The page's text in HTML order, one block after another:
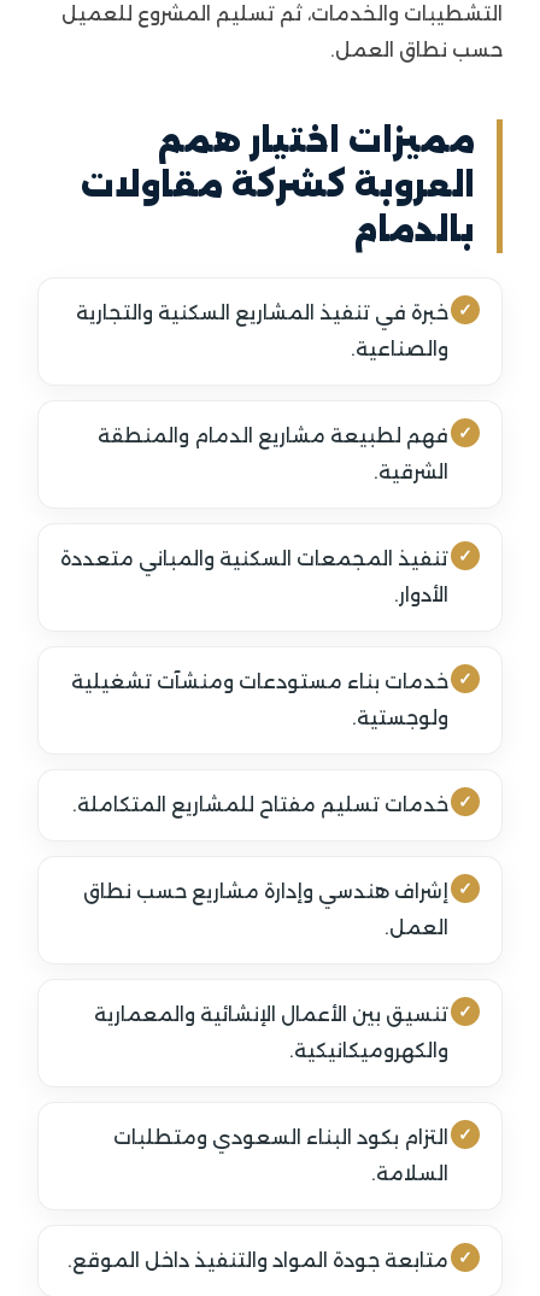
التشطيبات والخدمات، ثم تسليم المشروع للعميل
حسب نطاق العمل.
مميزات اختيار همم
العروبة كشركة مقاولات
بالدمام
خبرة في تنفيذ المشاريع السكنية والتجارية
والصناعية.
فهم لطبيعة مشاريع الدمام والمنطقة
الشرقية.
تنفيذ المجمعات السكنية والمباني متعددة
الأدوار.
خدمات بناء مستودعات ومنشآت تشغيلية
ولوجستية.
خدمات تسليم مفتاح للمشاريع المتكاملة.
إشراف هندسي وإدارة مشاريع حسب نطاق
العمل.
تنسيق بين الأعمال الإنشائية والمعمارية
والكهروميكانيكية.
التزام بكود البناء السعودي ومتطلبات
السلامة.
متابعة جودة المواد والتنفيذ داخل الموقع.